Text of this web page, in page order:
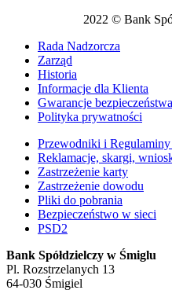
2022 © Bank
Rada Nadzorcza
Zarząd
Historia
Informacje dla Klienta
Gwarancje
Polityka prywatności
Przewodniki i
Reklamacje, skargi,
Zastrzeżenie karty
Zastrzeżenie dowodu
Pliki do pobrania
Bezpieczeństwo w sieci
PSD2
Bank Spółdzielczy w Śmiglu
Pl. Rozstrzelanych 13
64-030 Śmigiel